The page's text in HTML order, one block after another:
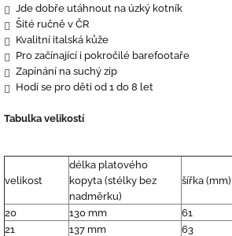
Jde dobře utáhnout na úzký kotník
Šité ručně v ČR
Kvalitní italská kůže
Pro začínající i pokročilé barefootaře
Zapínání na suchý zip
Hodí se pro děti od 1 do 8 let
Tabulka velikostí
velikost
délka platového
kopyta (stélky bez
nadměrku)
šířka (mm)
20
130 mm 61
21
137 mm 63